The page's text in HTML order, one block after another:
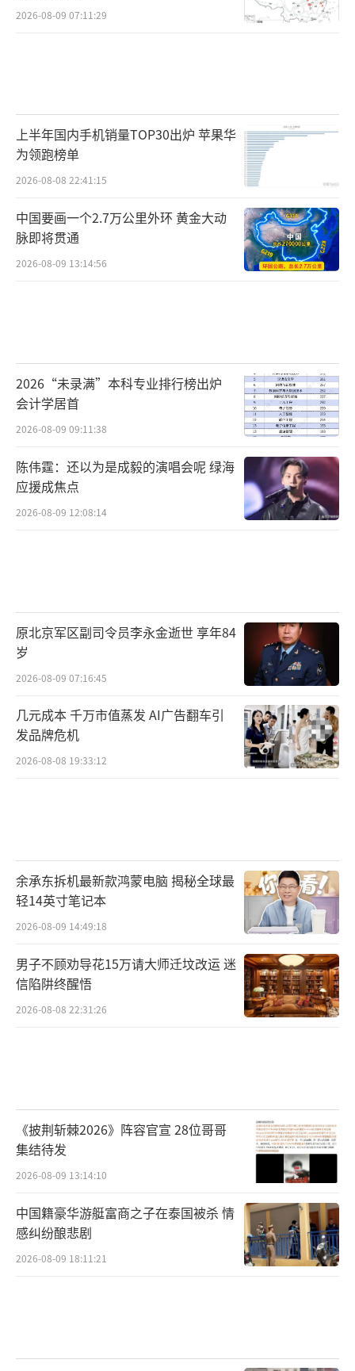
2026-08-09 07:11:29
上半年国内手机销量TOP30出炉 苹果华
为领跑榜单
2026-08-08 22:41:15
中国要画一个2.7万公里外环 黄金大动
脉即将贯通
2026-08-09 13:14:56
2026“未录满”本科专业排行榜出炉
会计学居首
2026-08-09 09:11:38
陈伟霆：还以为是成毅的演唱会呢 绿海
应援成焦点
2026-08-09 12:08:14
原北京军区副司令员李永金逝世 享年84
岁
2026-08-09 07:16:45
几元成本 千万市值蒸发 AI广告翻车引
发品牌危机
2026-08-08 19:33:12
余承东拆机最新款鸿蒙电脑 揭秘全球最
轻14英寸笔记本
2026-08-09 14:49:18
男子不顾劝导花15万请大师迁坟改运 迷
信陷阱终醒悟
2026-08-08 22:31:26
《披荆斩棘2026》阵容官宣 28位哥哥
集结待发
2026-08-09 13:14:10
中国籍豪华游艇富商之子在泰国被杀 情
感纠纷酿悲剧
2026-08-09 18:11:21